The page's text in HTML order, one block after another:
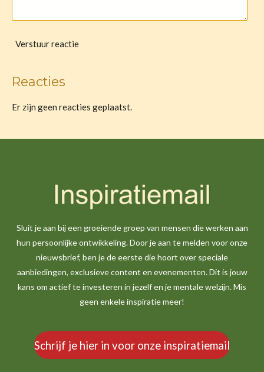
Verstuur reactie
Reacties
Er zijn geen reacties geplaatst.
Sluit je aan bij een groeiende groep van mensen die werken aan
hun persoonlijke ontwikkeling. Door je aan te melden voor onze
nieuwsbrief, ben je de eerste die hoort over speciale
aanbiedingen, exclusieve content en evenementen. Dit is jouw
kans om actief te investeren in jezelf en je mentale welzijn. Mis
geen enkele inspiratie meer!
Schrijf je hier in voor onze inspiratiemail